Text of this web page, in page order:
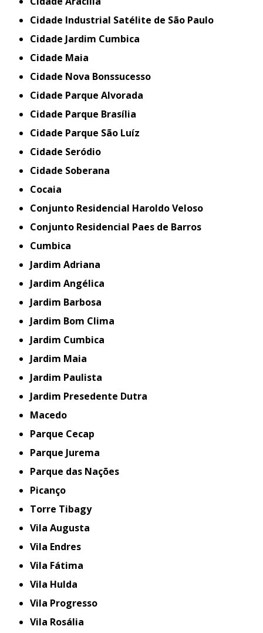
Cidade Industrial Satélite de São Paulo
Cidade Jardim Cumbica
Cidade Maia
Cidade Nova Bonssucesso
Cidade Parque Alvorada
Cidade Parque Brasília
Cidade Parque São Luíz
Cidade Seródio
Cidade Soberana
Cocaia
Conjunto Residencial Haroldo Veloso
Conjunto Residencial Paes de Barros
Cumbica
Jardim Adriana
Jardim Angélica
Jardim Barbosa
Jardim Bom Clima
Jardim Cumbica
Jardim Maia
Jardim Paulista
Jardim Presedente Dutra
Macedo
Parque Cecap
Parque Jurema
Parque das Nações
Picanço
Torre Tibagy
Vila Augusta
Vila Endres
Vila Fátima
Vila Hulda
Vila Progresso
Vila Rosália